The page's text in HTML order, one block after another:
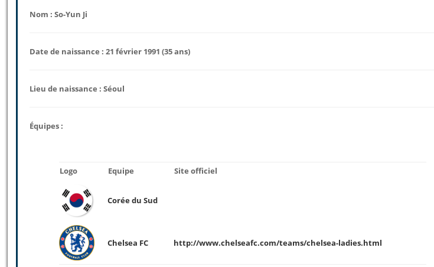
Nom : So-Yun Ji
Date de naissance : 21 février 1991 (35 ans)
Lieu de naissance : Séoul
Équipes :
Logo Equipe Site officiel
Corée du Sud
Chelsea FC http://www.chelseafc.com/teams/chelsea-ladies.html